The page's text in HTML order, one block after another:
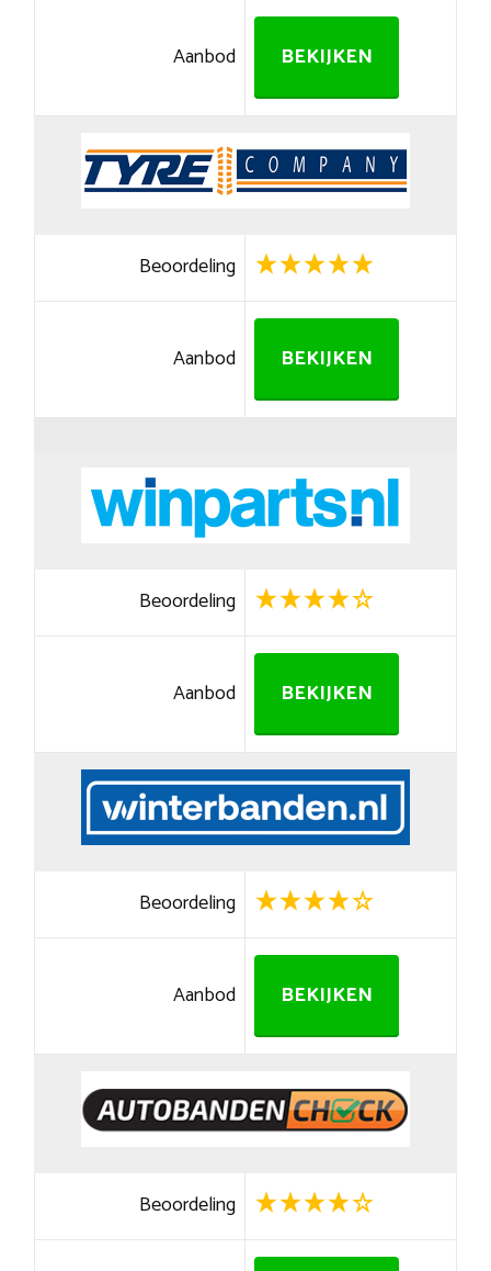
Aanbod BEKIJKEN
Beoordeling
Aanbod BEKIJKEN
Beoordeling
Aanbod BEKIJKEN
Beoordeling
Aanbod BEKIJKEN
Beoordeling